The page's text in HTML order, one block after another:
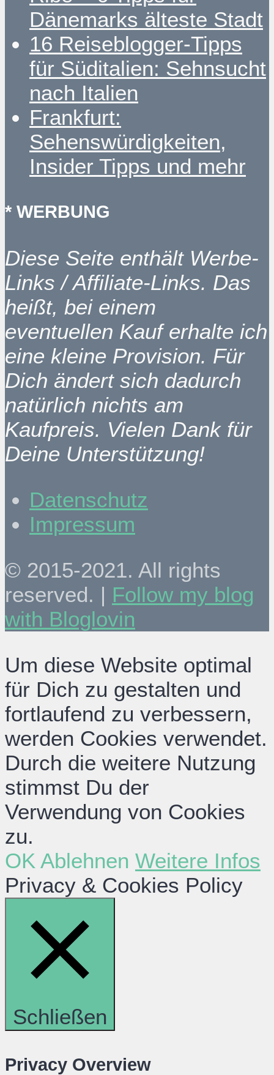
Dänemarks älteste Stadt
16 Reiseblogger-Tipps
für Süditalien: Sehnsucht
nach Italien
Frankfurt:
Sehenswürdigkeiten,
Insider Tipps und mehr
* WERBUNG
Diese Seite enthält Werbe-
Links / Affiliate-Links. Das
heißt, bei einem
eventuellen Kauf erhalte ich
eine kleine Provision. Für
Dich ändert sich dadurch
natürlich nichts am
Kaufpreis. Vielen Dank für
Deine Unterstützung!
Datenschutz
Impressum
© 2015-2021. All rights
reserved. | Follow my blog
with Bloglovin
Um diese Website optimal
für Dich zu gestalten und
fortlaufend zu verbessern,
werden Cookies verwendet.
Durch die weitere Nutzung
stimmst Du der
Verwendung von Cookies
zu.
OK Ablehnen Weitere Infos
Privacy & Cookies Policy
Schließen
Privacy Overview